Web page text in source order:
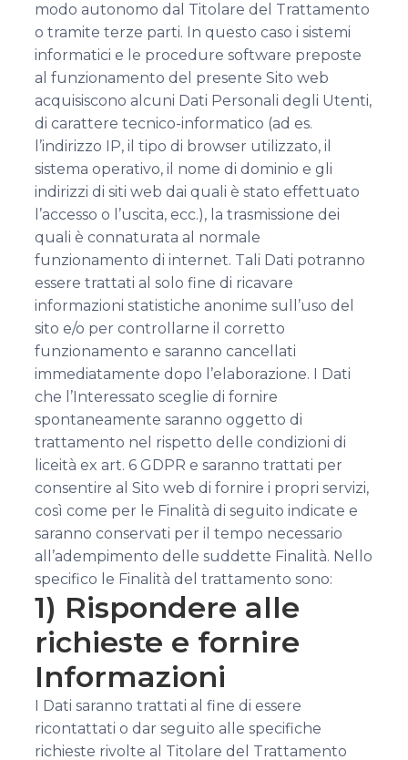
modo autonomo dal Titolare del Trattamento
o tramite terze parti. In questo caso i sistemi
informatici e le procedure software preposte
al funzionamento del presente Sito web
acquisiscono alcuni Dati Personali degli Utenti,
di carattere tecnico-informatico (ad es.
l’indirizzo IP, il tipo di browser utilizzato, il
sistema operativo, il nome di dominio e gli
indirizzi di siti web dai quali è stato effettuato
l’accesso o l’uscita, ecc.), la trasmissione dei
quali è connaturata al normale
funzionamento di internet. Tali Dati potranno
essere trattati al solo fine di ricavare
informazioni statistiche anonime sull’uso del
sito e/o per controllarne il corretto
funzionamento e saranno cancellati
immediatamente dopo l’elaborazione. I Dati
che l’Interessato sceglie di fornire
spontaneamente saranno oggetto di
trattamento nel rispetto delle condizioni di
liceità ex art. 6 GDPR e saranno trattati per
consentire al Sito web di fornire i propri servizi,
così come per le Finalità di seguito indicate e
saranno conservati per il tempo necessario
all’adempimento delle suddette Finalità. Nello
specifico le Finalità del trattamento sono:
1) Rispondere alle
richieste e fornire
Informazioni
I Dati saranno trattati al fine di essere
ricontattati o dar seguito alle specifiche
richieste rivolte al Titolare del Trattamento